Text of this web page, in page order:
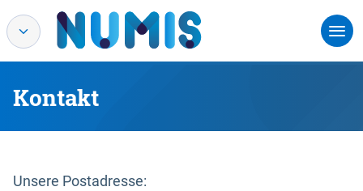
Kontakt
Unsere Postadresse: